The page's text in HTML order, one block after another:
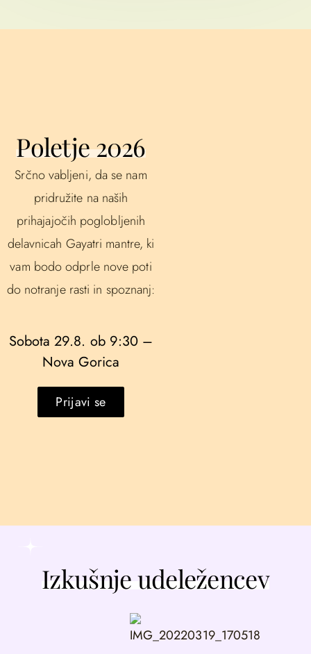
Poletje 2026
Srčno vabljeni, da se nam
pridružite na naših
prihajajočih poglobljenih
delavnicah Gayatri mantre, ki
vam bodo odprle nove poti
do notranje rasti in spoznanj:
Sobota 29.8. ob 9:30 –
Nova Gorica
Prijavi se
Izkušnje udeležencev